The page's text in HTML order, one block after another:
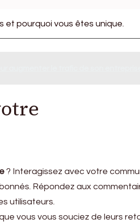
et pourquoi vous êtes unique.
? Interagissez avec votre
Répondez aux
utilisateurs.
vous vous souciez de leurs